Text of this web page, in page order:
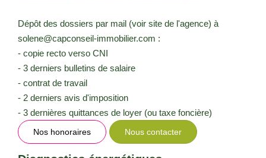
Dépôt des dossiers par mail (voir site de l'agence) à
solene@capconseil-immobilier.com :
- copie recto verso CNI
- 3 derniers bulletins de salaire
- contrat de travail
- 2 derniers avis d'imposition
- 3 dernières quittances de loyer (ou taxe foncière)
Nos honoraires Nous contacter